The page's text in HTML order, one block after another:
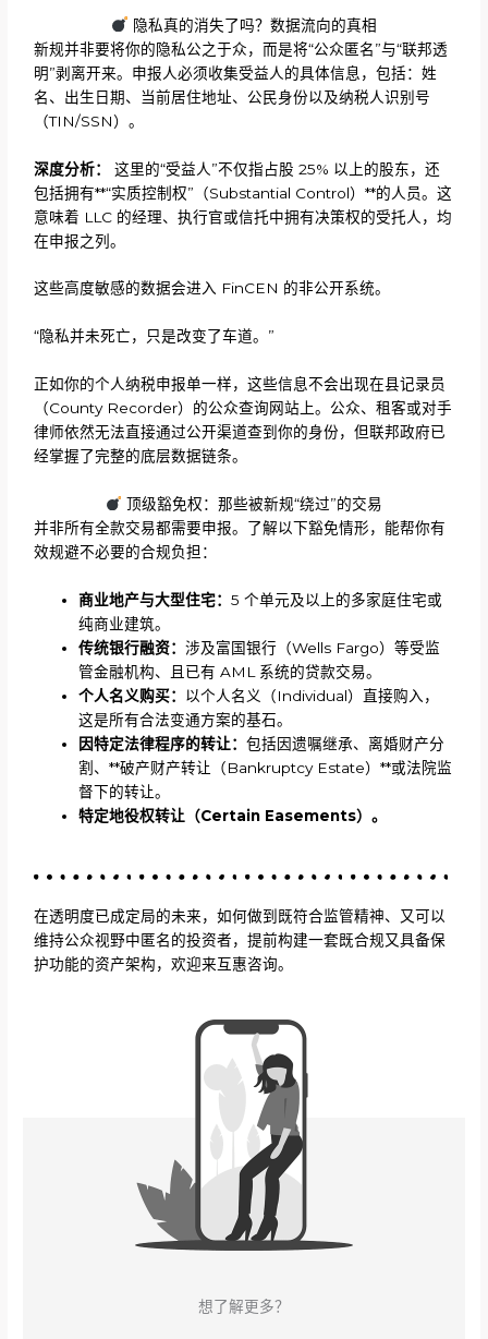
隐私真的消失了吗？数据流向的真相
新规并非要将你的隐私公之于众，而是将“公众匿名”与“联邦透
明”剥离开来。申报人必须收集受益人的具体信息，包括：姓
名、出生日期、当前居住地址、公民身份以及纳税人识别号
（TIN/SSN）。
深度分析：
这里的“受益人”不仅指占股 25% 以上的股东，还
包括拥有**“实质控制权”（Substantial Control）**的人员。这
意味着 LLC 的经理、执行官或信托中拥有决策权的受托人，均
在申报之列。
这些高度敏感的数据会进入 FinCEN 的非公开系统。
“隐私并未死亡，只是改变了车道。”
正如你的个人纳税申报单一样，这些信息不会出现在县记录员
（County Recorder）的公众查询网站上。公众、租客或对手
律师依然无法直接通过公开渠道查到你的身份，但联邦政府已
经掌握了完整的底层数据链条。
顶级豁免权：那些被新规“绕过”的交易
并非所有全款交易都需要申报。了解以下豁免情形，能帮你有
效规避不必要的合规负担：
商业地产与大型住宅：5 个单元及以上的多家庭住宅或
纯商业建筑。
传统银行融资：涉及富国银行（Wells Fargo）等受监
管金融机构、且已有 AML 系统的贷款交易。
个人名义购买： 以个人名义（Individual）直接购入，
这是所有合法变通方案的基石。
因特定法律程序的转让：包括因遗嘱继承、离婚财产分
割、**破产财产转让（Bankruptcy Estate）**或法院监
督下的转让。
特定地役权转让（Certain Easements）。
在透明度已成定局的未来，如何做到既符合监管精神、又可以
维持公众视野中匿名的投资者，提前构建一套既合规又具备保
护功能的资产架构，欢迎来互惠咨询。
想了解更多？